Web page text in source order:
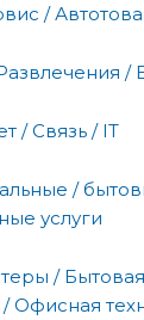
/
/
/ Связь / IT
/
услуги
/ Бытовая
/ Офисная